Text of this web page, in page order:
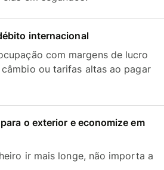
internacional
com margens de lucro
ou tarifas altas ao pagar
o exterior e economize em
ir mais longe, não importa a